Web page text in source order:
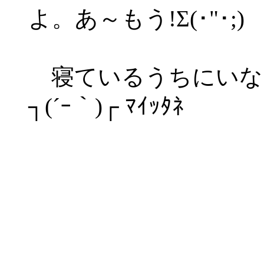
よ。あ～もう!Σ(･"･;)
寝ているうちにい
┐(´ｰ｀)┌ ﾏｲｯﾀﾈ